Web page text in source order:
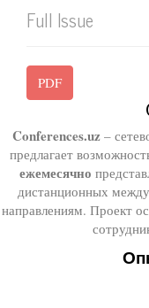
Full Issue
PDF
Conferences.uz–
предлагает
ежемесячно
дистанционных
направлениям. Проект